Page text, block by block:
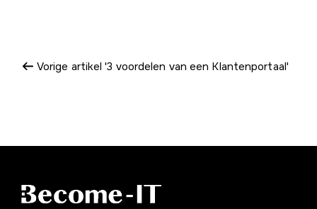
Vorige artikel '3 voordelen van een Klantenportaal'